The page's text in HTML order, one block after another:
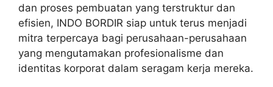
dan proses pembuatan yang terstruktur dan
efisien, INDO BORDIR siap untuk terus menjadi
mitra terpercaya bagi perusahaan-perusahaan
yang mengutamakan profesionalisme dan
identitas korporat dalam seragam kerja mereka.